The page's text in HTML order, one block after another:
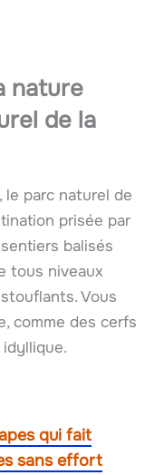
nature
de la
le parc naturel de
prisée par
balisés
tous niveaux
Vous
comme des cerfs
qui fait
sans effort